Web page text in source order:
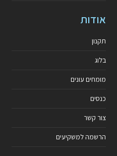
אודות
תקנון
בלוג
מומחים עונים
כנסים
צור קשר
הרשמה למשקיעים